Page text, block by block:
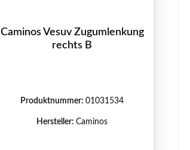
Caminos Vesuv Zugumlenkung
rechts B
Produktnummer:01031534
Hersteller:Caminos